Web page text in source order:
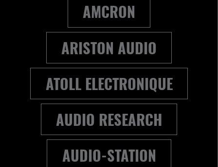
AMCRON
ARISTON AUDIO
ATOLL ELECTRONIQUE
AUDIO RESEARCH
AUDIO-STATION